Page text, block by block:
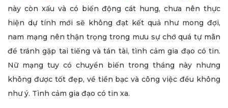
này còn xấu và có biến động cát hung, chưa nên thực
hiện dự tính mới sẽ không đạt kết quả như mong đợi,
nam mạng nên thận trọng trong mưu sự chớ quá tự mãn
để tránh gặp tai tiếng và tán tài, tình cảm gia đạo có tin.
Nữ mạng tuy có chuyển biến trong tháng này nhưng
không được tốt đẹp, về tiền bạc và công việc đều không
như ý. Tình cảm gia đạo có tin xa.